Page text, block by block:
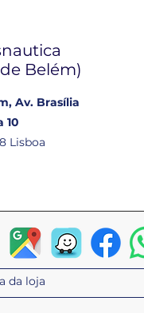
Belém​)
Av. Brasília
10
Lisboa
da loja